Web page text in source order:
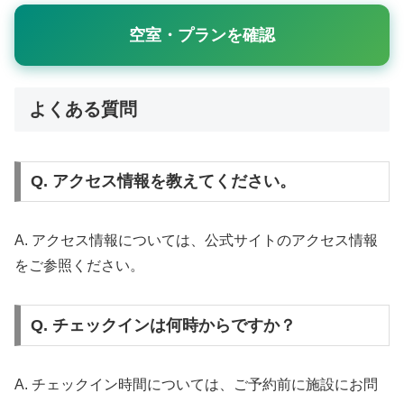
空室・プランを確認
よくある質問
Q. アクセス情報を教えてください。
A. アクセス情報については、公式サイトのアクセス情報
をご参照ください。
Q. チェックインは何時からですか？
A. チェックイン時間については、ご予約前に施設にお問